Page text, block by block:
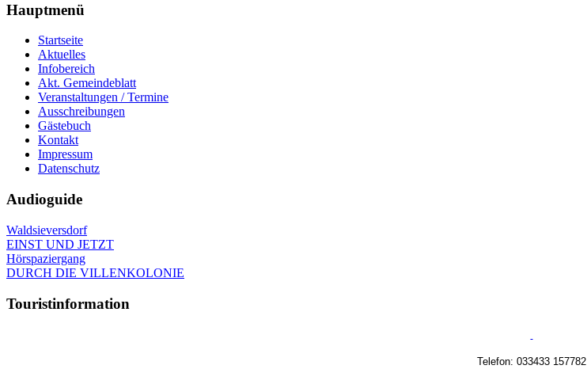
Hauptmenü
Startseite
Aktuelles
Infobereich
Akt. Gemeindeblatt
Veranstaltungen / Termine
Ausschreibungen
Gästebuch
Kontakt
Impressum
Datenschutz
Audioguide
Waldsieversdorf
EINST UND JETZT
Hörspaziergang
DURCH DIE VILLENKOLONIE
Touristinformation
Telefon: 033433 157782